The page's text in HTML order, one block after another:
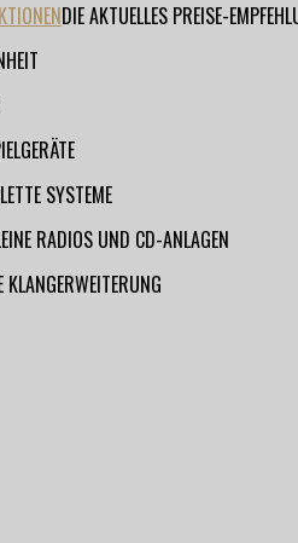
DIE AKTUELLES PREISE-
SYSTEME
RADIOS UND CD-ANLAGEN
KLANGERWEITERUNG